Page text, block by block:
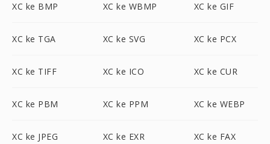
XC ke BMP XC ke WBMP XC ke GIF
XC ke TGA XC ke SVG XC ke PCX
XC ke TIFF XC ke ICO XC ke CUR
XC ke PBM XC ke PPM XC ke WEBP
XC ke JPEG XC ke EXR XC ke FAX